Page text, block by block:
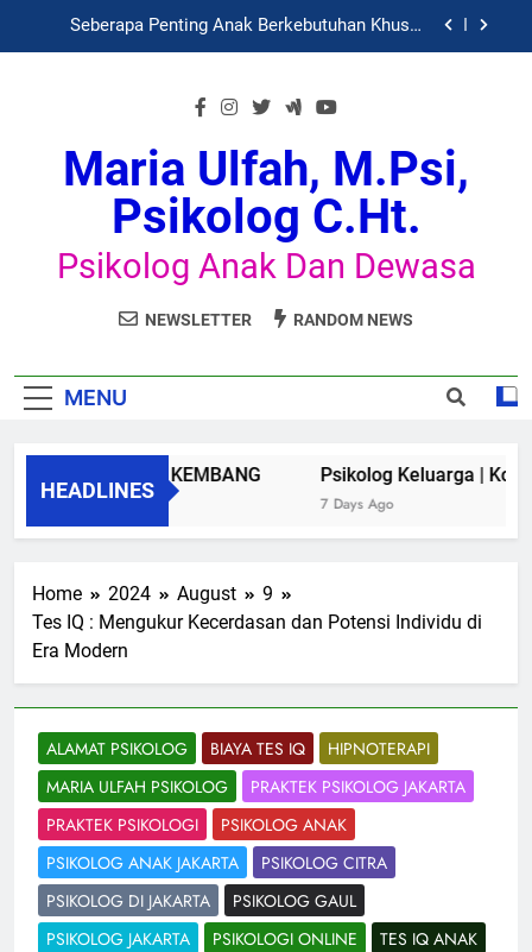
Apakah Konsultasi Psikolog Itu ?
Pasca-Putus Cinta (Heartbreak)
Seberapa Penting Anak Berkebutuhan Khusus
(ABK) Perlu ke Psikolog
Apakah Konsultasi Psikolog Itu ?
Pasca-Putus Cinta (Heartbreak)
Maria Ulfah, M.Psi,
Psikolog C.Ht.
Psikolog Anak Dan Dewasa
NEWSLETTER RANDOM NEWS
MENU
HEADLINES
KLINIK TUMBUH KEMBANG
9 Years Ago
Psikolog Keluarga |
7 Days Ago
Home 2024 August
9
Tes IQ : Mengukur Kecerdasan dan Potensi Individu di
Era Modern
ALAMAT PSIKOLOG BIAYA TES IQ
HIPNOTERAPI
MARIA ULFAH PSIKOLOG
PRAKTEK PSIKOLOG JAKARTA
PRAKTEK PSIKOLOGI
PSIKOLOG ANAK
PSIKOLOG ANAK JAKARTA
PSIKOLOG CITRA
PSIKOLOG DI JAKARTA
PSIKOLOG GAUL
PSIKOLOG JAKARTA
PSIKOLOGI ONLINE
TES IQ ANAK